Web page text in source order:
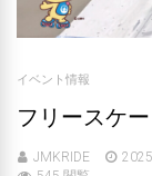
イベント情報
フリースケ
JMKRIDE